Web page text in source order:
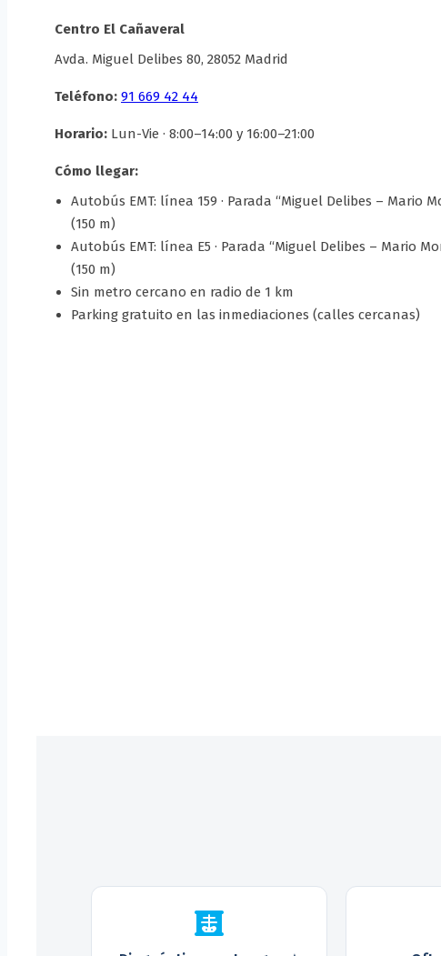
Centro El Cañaveral
Avda. Miguel Delibes 80, 28052 Madrid
Teléfono: 91 669 42 44
Horario: Lun-Vie · 8:00–14:00 y 16:00–21:00
Cómo llegar:
Autobús EMT: línea 159 · Parada “Miguel Delibes – Mario
(150 m)
Autobús EMT: línea E5 · Parada “Miguel Delibes – Mario
(150 m)
Sin metro cercano en radio de 1 km
Parking gratuito en las inmediaciones (calles cercanas)